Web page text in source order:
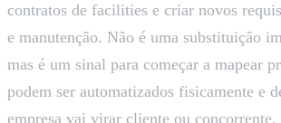
contratos de facilities e criar novos
e manutenção. Não é uma substituição
mas é um sinal para começar a mapear
podem ser automatizados fisicamente e
empresa vai virar cliente ou concorrente.